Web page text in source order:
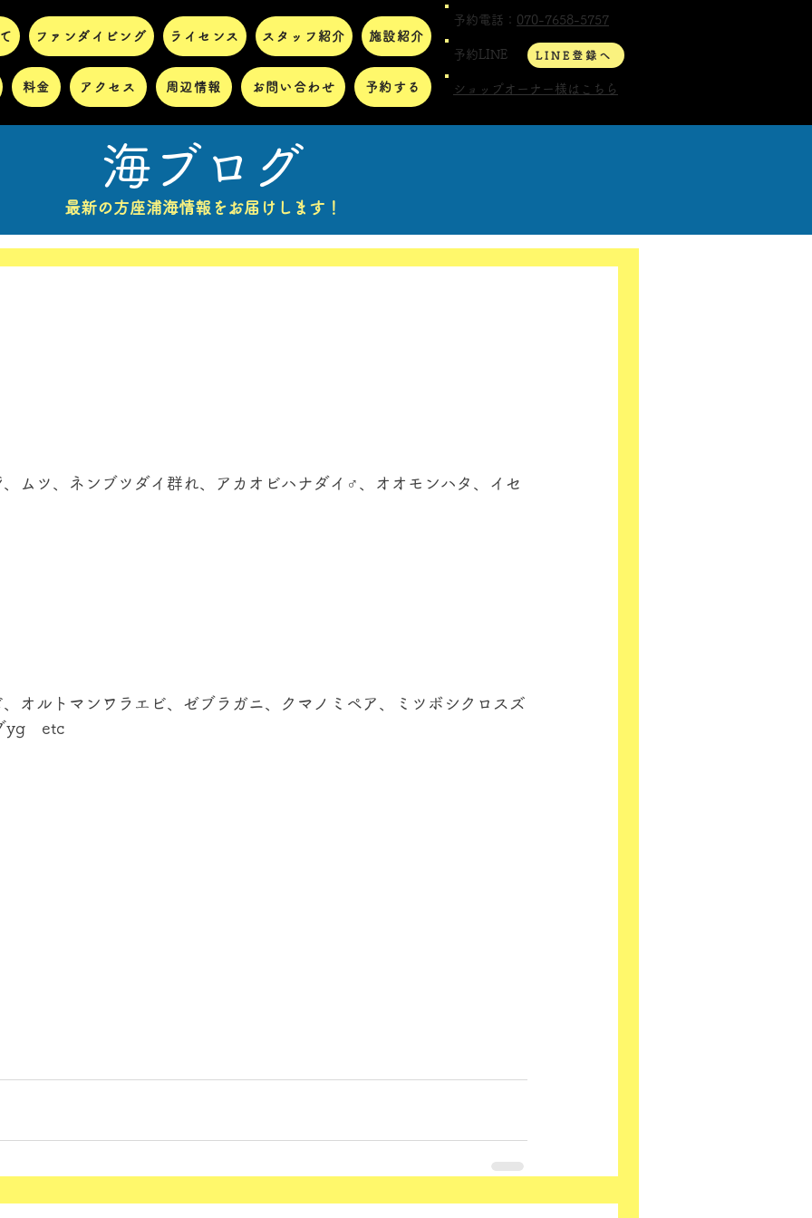
ファンダイビング ライセンス スタッフ紹介 施設紹介
料金 アクセス 周辺情報 お問い合わせ 予約する
予約電話： 070-7658-5757
予約LINE LINE登録へ
ショップオーナー様はこちら
海ブログ
最新の方座浦海情報をお届けします！
ムツ、ネンブツダイ群れ、アカオビハナダイ♂、オオモンハタ、イセ
オルトマンワラエビ、ゼブラガニ、クマノミペア、ミツボシクロスズ
yg　etc